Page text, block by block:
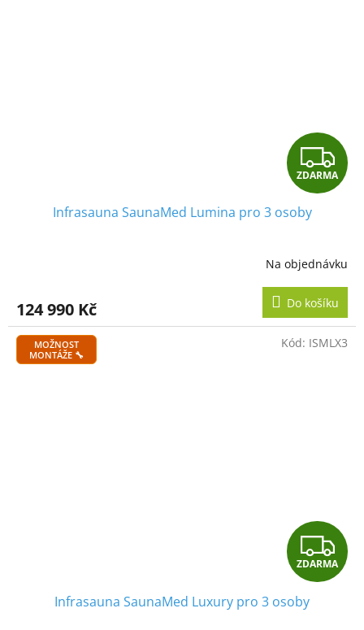
Z
D
R
M
A
ZDARMA
Infrasauna SaunaMed Lumina pro 3 osoby
Na objednávku
124 990 Kč Do košíku
MOŽNOST
MONTÁŽE 🔧
Z
D
ZDARMA
Infrasauna SaunaMed Luxury pro 3 osoby
Kód: ISMLX3